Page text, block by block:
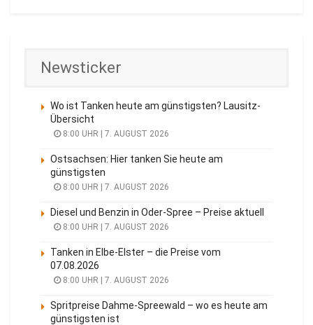
Newsticker
Wo ist Tanken heute am günstigsten? Lausitz-
Übersicht
8:00 UHR | 7. AUGUST 2026
Ostsachsen: Hier tanken Sie heute am
günstigsten
8:00 UHR | 7. AUGUST 2026
Diesel und Benzin in Oder-Spree – Preise aktuell
8:00 UHR | 7. AUGUST 2026
Tanken in Elbe-Elster – die Preise vom
07.08.2026
8:00 UHR | 7. AUGUST 2026
Spritpreise Dahme-Spreewald – wo es heute am
günstigsten ist